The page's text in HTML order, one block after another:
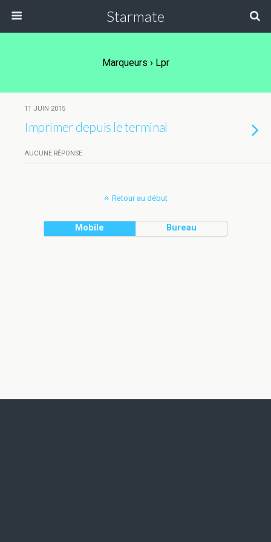
Starmate
Marqueurs › Lpr
11 JUIN 2015
Imprimer depuis le terminal
AUCUNE RÉPONSE
Retour au début
Mobile Bureau